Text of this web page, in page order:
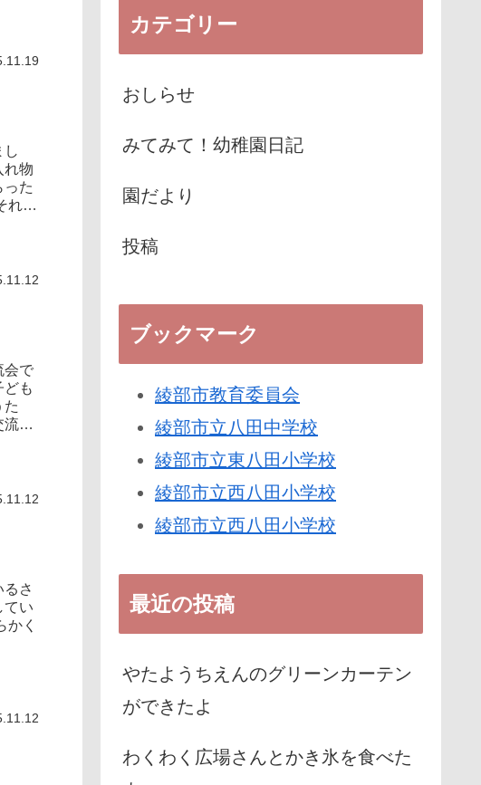
し
れ物
った
会で
ども
た
流で
さ
てい
カテゴリー
おしらせ
みてみて！幼稚園日記
園だより
投稿
ブックマーク
綾部市教育委員会
綾部市立八田中学校
綾部市立東八田小学校
綾部市立西八田小学校
綾部市立西八田小学校
最近の投稿
やたようちえんのグリーンカーテン
ができたよ
わくわく広場さんとかき氷を食べた